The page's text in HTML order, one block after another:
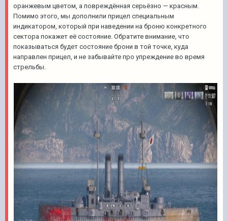
оранжевым цветом, а повреждённая серьёзно — красным.
Помимо этого, мы дополнили прицел специальным
индикатором, который при наведении на броню конкретного
сектора покажет её состояние. Обратите внимание, что
показываться будет состояние брони в той точке, куда
направлен прицел, и не забывайте про упреждение во время
стрельбы.